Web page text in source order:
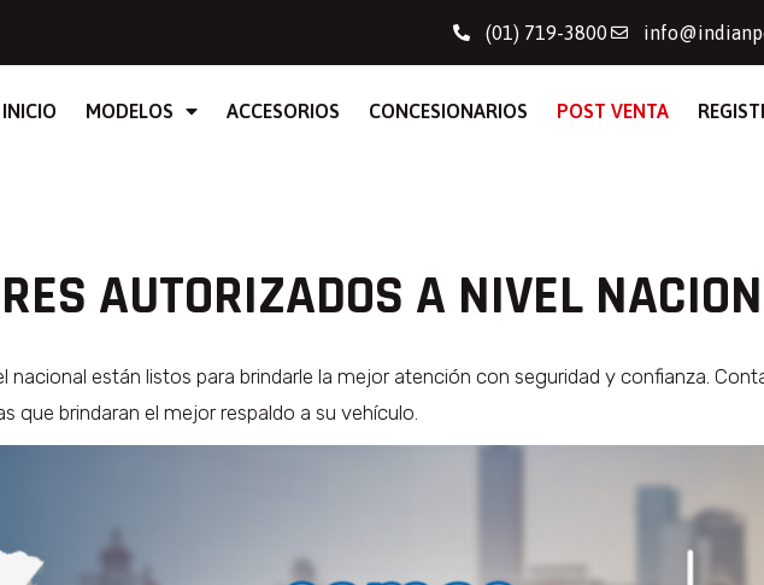
(01) 719-3800
INICIO MODELOS ACCESORIOS CONCESIONARIOS POST VENTA
AUTORIZADOS A NIVEL
nacional están listos para brindarle la mejor atención con seguridad y confianza.
que brindaran el mejor respaldo a su vehículo.